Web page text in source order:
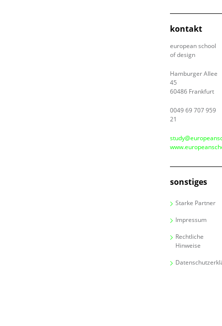
kontakt
european school
of design
Hamburger Allee
45
60486 Frankfurt
0049 69 707 959
21
sonstiges
Starke Partner
Impressum
Rechtliche
Hinweise